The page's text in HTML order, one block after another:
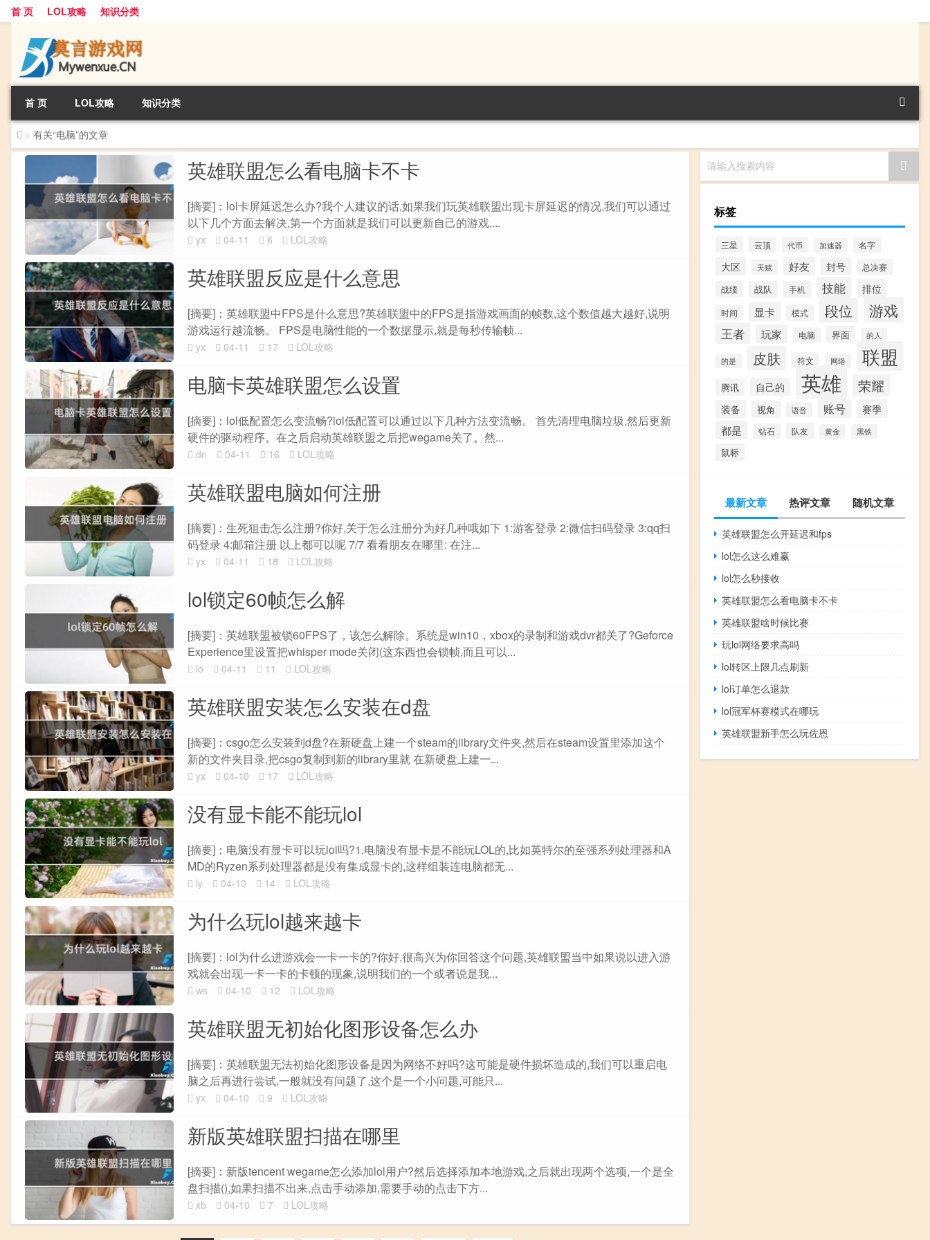
首 页 LOL攻略 知识分类
首 页 LOL攻略 知识分类
> 有关“电脑”的文章
英雄联盟怎么看电脑卡不卡
[摘要]：lol卡屏延迟怎么办?我个人建议的话,如果我们玩英雄联盟出现卡屏延迟的情况,我们可以通过
以下几个方面去解决,第一个方面就是我们可以更新自己的游戏,...
yx 04-11 6 LOL攻略
英雄联盟反应是什么意思
[摘要]：英雄联盟中FPS是什么意思?英雄联盟中的FPS是指游戏画面的帧数,这个数值越大越好,说明
游戏运行越流畅。 FPS是电脑性能的一个数据显示,就是每秒传输帧...
yx 04-11 17 LOL攻略
电脑卡英雄联盟怎么设置
[摘要]：lol低配置怎么变流畅?lol低配置可以通过以下几种方法变流畅。 首先清理电脑垃圾,然后更新
硬件的驱动程序。在之后启动英雄联盟之后把wegame关了。然...
dn 04-11 16 LOL攻略
英雄联盟电脑如何注册
[摘要]：生死狙击怎么注册?你好,关于怎么注册分为好几种哦如下 1:游客登录 2:微信扫码登录 3:qq扫
码登录 4:邮箱注册 以上都可以呢 7/7 看看朋友在哪里: 在注...
yx 04-11 18 LOL攻略
lol锁定60帧怎么解
[摘要]：英雄联盟被锁60FPS了，该怎么解除。系统是win10，xbox的录制和游戏dvr都关了?Geforce
Experience里设置把whisper mode关闭(这东西也会锁帧,而且可以...
lo 04-11 11 LOL攻略
英雄联盟安装怎么安装在d盘
[摘要]：csgo怎么安装到d盘?在新硬盘上建一个steam的library文件夹,然后在steam设置里添加这个
新的文件夹目录,把csgo复制到新的library里就 在新硬盘上建一...
yx 04-10 17 LOL攻略
没有显卡能不能玩lol
[摘要]：电脑没有显卡可以玩lol吗?1.电脑没有显卡是不能玩LOL的,比如英特尔的至强系列处理器和A
MD的Ryzen系列处理器都是没有集成显卡的,这样组装连电脑都无...
ly 04-10 14 LOL攻略
为什么玩lol越来越卡
[摘要]：lol为什么进游戏会一卡一卡的?你好,很高兴为你回答这个问题,英雄联盟当中如果说以进入游
戏就会出现一卡一卡的卡顿的现象,说明我们的一个或者说是我...
ws 04-10 12 LOL攻略
英雄联盟无初始化图形设备怎么办
[摘要]：英雄联盟无法初始化图形设备是因为网络不好吗?这可能是硬件损坏造成的,我们可以重启电
脑之后再进行尝试,一般就没有问题了,这个是一个小问题,可能只...
yx 04-10 9 LOL攻略
新版英雄联盟扫描在哪里
[摘要]：新版tencent wegame怎么添加lol用户?然后选择添加本地游戏,之后就出现两个选项,一个是全
盘扫描(),如果扫描不出来,点击手动添加,需要手动的点击下方...
xb 04-10 7 LOL攻略
请输入搜索内容
标签
三星 云顶 代币 加速器 名字
大区 天赋 好友 封号
总决赛
战绩
战队 手机 技能 排位
时间 显卡 模式 段位 游戏
王者 玩家 电脑 界面 的人
的是 皮肤 符文 网络 联盟
腾讯 自己的 英雄 荣耀
装备 视角 语音 账号
赛季
都是
钻石 队友 黄金 黑铁
鼠标
最新文章 热评文章 随机文章
英雄联盟怎么开延迟和fps
lol怎么这么难赢
lol怎么秒接收
英雄联盟怎么看电脑卡不卡
英雄联盟啥时候比赛
玩lol网络要求高吗
lol转区上限几点刷新
lol订单怎么退款
lol冠军杯赛模式在哪玩
英雄联盟新手怎么玩佐恩